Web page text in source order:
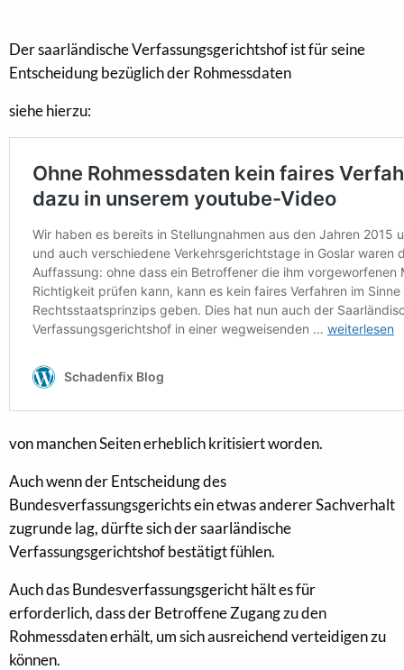
Der saarländische Verfassungsgerichtshof ist für seine
Entscheidung bezüglich der Rohmessdaten
siehe hierzu:
von manchen Seiten erheblich kritisiert worden.
Auch wenn der Entscheidung des
Bundesverfassungsgerichts ein etwas anderer Sachverhalt
zugrunde lag, dürfte sich der saarländische
Verfassungsgerichtshof bestätigt fühlen.
Auch das Bundesverfassungsgericht hält es für
erforderlich, dass der Betroffene Zugang zu den
Rohmessdaten erhält, um sich ausreichend verteidigen zu
können.